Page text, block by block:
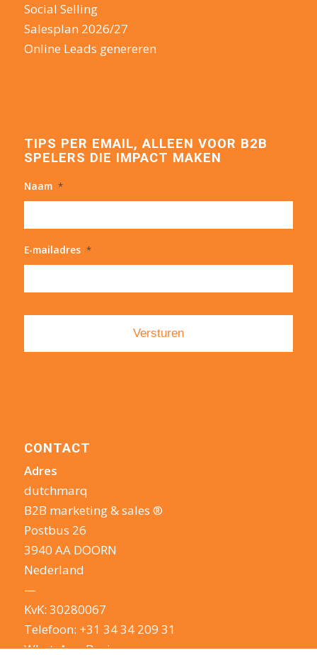
Social Selling
Salesplan 2026/27
Online Leads genereren
TIPS PER EMAIL, ALLEEN VOOR B2B
SPELERS DIE IMPACT MAKEN
Naam *
E-mailadres *
CONTACT
Adres
dutchmarq
B2B marketing & sales ®
Postbus 26
3940 AA DOORN
Nederland
—
KvK: 30280067
Telefoon: +31 34 34 209 31
WhatsApp Business